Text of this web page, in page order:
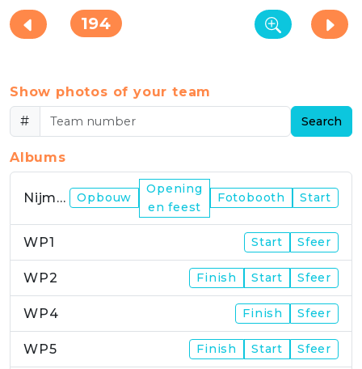
194
Show photos of your team
#
Search
Albums
Nijmegen Opbouw
Opening
en feest
Fotobooth Start
WP1 Start Sfeer
WP2 Finish Start Sfeer
WP4 Finish Sfeer
WP5 Finish Start Sfeer